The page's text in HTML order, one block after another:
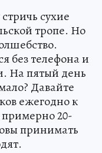
сухие
тропе. Но
без телефона и
На пятый день
Давайте
ежегодно к
20-
принимать